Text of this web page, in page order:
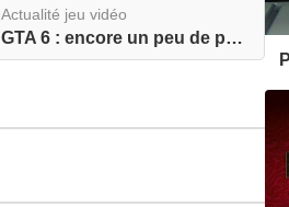
Actualité jeu vidéo
GTA 6 : encore un peu de patience… vers une sort...